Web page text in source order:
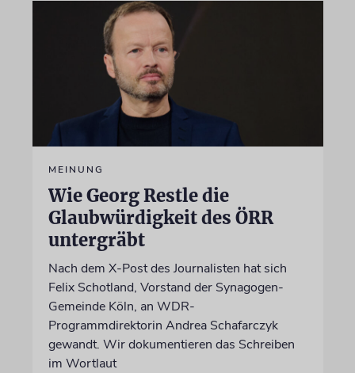
MEINUNG
Wie Georg Restle die
Glaubwürdigkeit des ÖRR
untergräbt
Nach dem X-Post des Journalisten hat sich
Felix Schotland, Vorstand der Synagogen-
Gemeinde Köln, an WDR-
Programmdirektorin Andrea Schafarczyk
gewandt. Wir dokumentieren das Schreiben
im Wortlaut